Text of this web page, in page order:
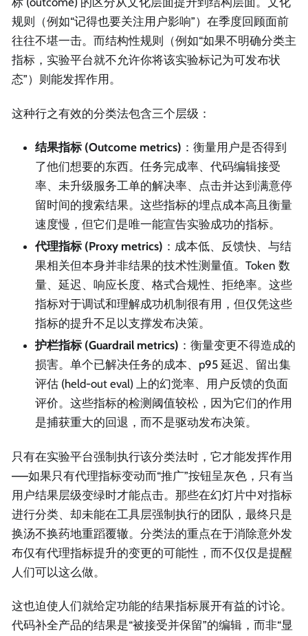
规则（例如“记得也要关注用户影响”）在季度回顾面前
往往不堪一击。而结构性规则（例如“如果不明确分类主
指标，实验平台就不允许你将该实验标记为可发布状
态”）则能发挥作用。
这种行之有效的分类法包含三个层级：
结果指标 (Outcome metrics) ：衡量用户是否得到
了他们想要的东西。任务完成率、代码编辑接受
率、未升级服务工单的解决率、点击并达到满意停
留时间的搜索结果。这些指标的埋点成本高且衡量
速度慢，但它们是唯一能宣告实验成功的指标。
代理指标 (Proxy metrics) ：成本低、反馈快、与结
果相关但本身并非结果的技术性测量值。Token 数
量、延迟、响应长度、格式合规性、拒绝率。这些
指标对于调试和理解成功机制很有用，但仅凭这些
指标的提升不足以支撑发布决策。
护栏指标 (Guardrail metrics) ：衡量变更不得造成的
损害。单个已解决任务的成本、p95 延迟、留出集
评估 (held-out eval) 上的幻觉率、用户反馈的负面
评价。这些指标的检测阈值较松，因为它们的作用
是捕获重大的回退，而不是驱动发布决策。
只有在实验平台强制执行该分类法时，它才能发挥作用
——如果只有代理指标变动而“推广”按钮呈灰色，只有当
用户结果层级变绿时才能点击。那些在幻灯片中对指标
进行分类、却未能在工具层强制执行的团队，最终只是
换汤不换药地重蹈覆辙。分类法的重点在于消除意外发
布仅有代理指标提升的变更的可能性，而不仅仅是提醒
人们可以这么做。
这也迫使人们就给定功能的结果指标展开有益的讨论。
代码补全产品的结果是“被接受并保留”的编辑，而非“显